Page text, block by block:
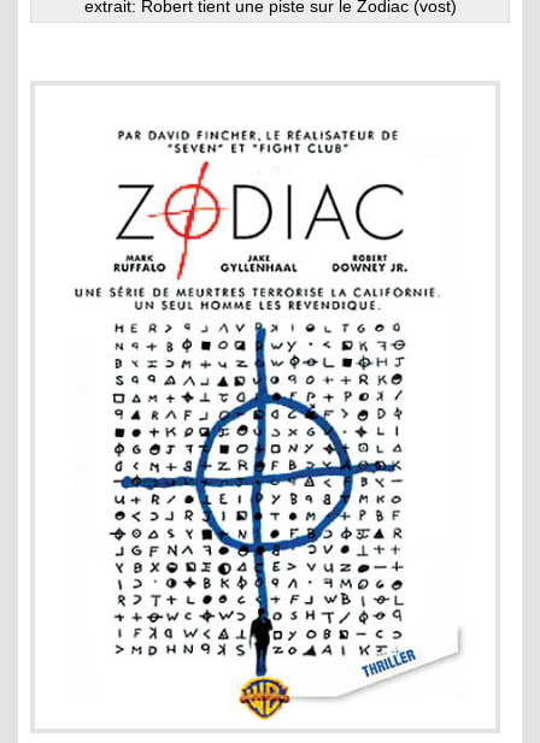
extrait: Robert tient une piste sur le Zodiac (vost)